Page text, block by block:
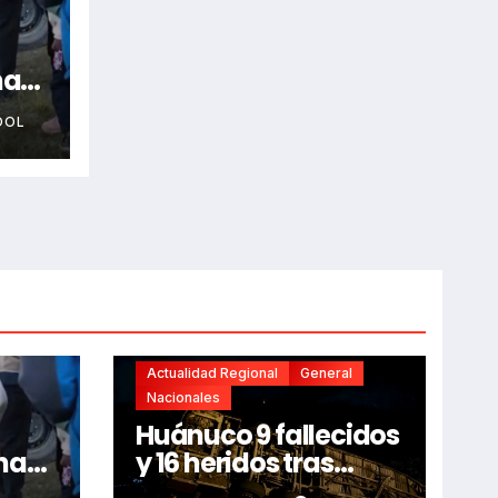
Actualidad Regional
General
Nacionales
Huánuco 9 fallecidos
y 16 heridos tras